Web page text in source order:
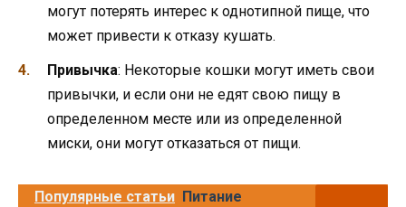
могут потерять интерес к однотипной пище, что
может привести к отказу кушать.
Привычка: Некоторые кошки могут иметь свои
привычки, и если они не едят свою пищу в
определенном месте или из определенной
миски, они могут отказаться от пищи.
Популярные статьи Питание